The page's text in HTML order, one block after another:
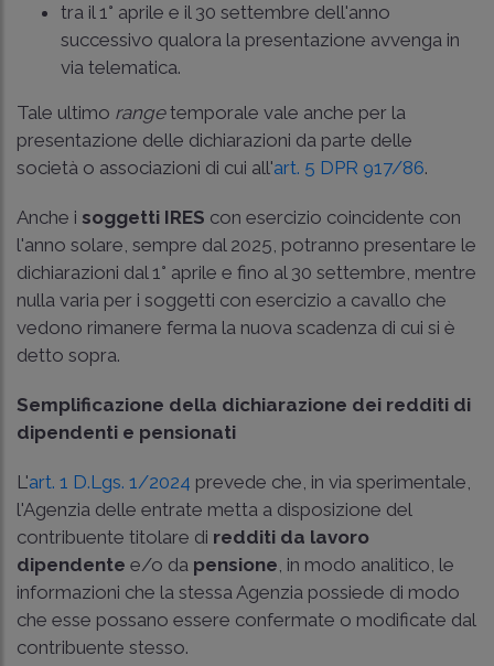
tra il 1° aprile e il 30 settembre dell'anno
successivo qualora la presentazione avvenga in
via telematica.
Tale ultimo rangetemporale vale anche per la
presentazione delle dichiarazioni da parte delle
società o associazioni di cui all'art. 5 DPR 917/86.
Anche i soggetti IRES con esercizio coincidente con
l'anno solare, sempre dal 2025, potranno presentare le
dichiarazioni dal 1° aprile e fino al 30 settembre, mentre
nulla varia per i soggetti con esercizio a cavallo che
vedono rimanere ferma la nuova scadenza di cui si è
detto sopra.
Semplificazione della dichiarazione dei redditi di
dipendenti e pensionati
L'art. 1 D.Lgs. 1/2024 prevede che, in via sperimentale,
l'Agenzia delle entrate metta a disposizione del
contribuente titolare di redditi da lavoro
dipendente e/o da pensione, in modo analitico, le
informazioni che la stessa Agenzia possiede di modo
che esse possano essere confermate o modificate dal
contribuente stesso.